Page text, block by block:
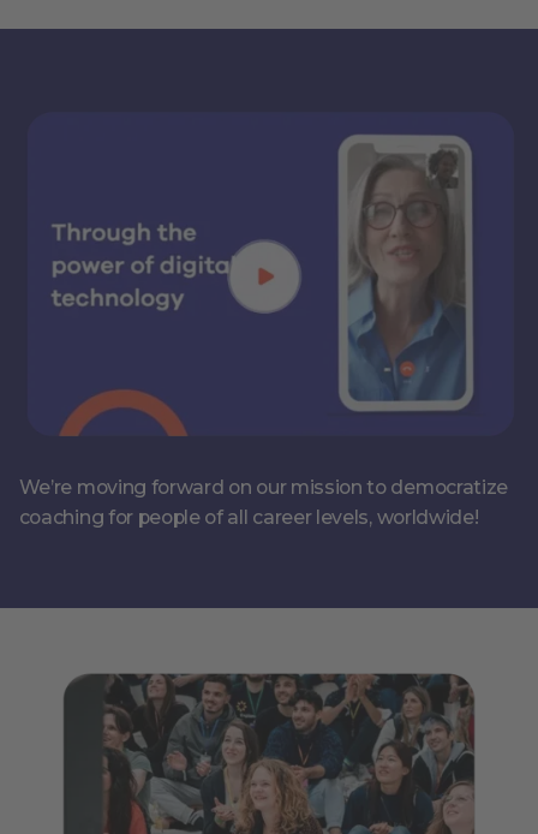
We’re moving forward on our mission to democratize
coaching for people of all career levels, worldwide!